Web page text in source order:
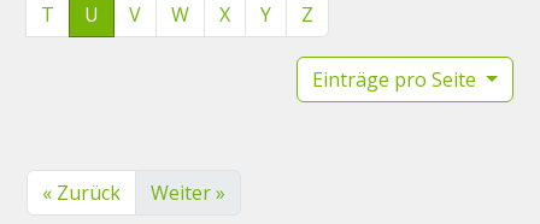
T
U V W X Y Z
Einträge pro Seite
« Zurück Weiter »